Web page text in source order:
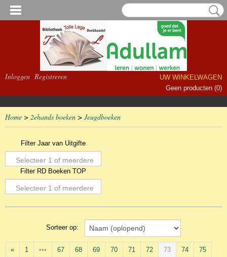
Inloggen Registreren
UW WINKELWAGEN
Geen producten (0)
Home > 2ehands boeken > Jeugdboeken
Filter Jaar van Uitgifte
Selecteer 1 of meerdere
opties
Filter RD Boeken TOP
Selecteer 1 of meerdere
Sorteer op:
« 1 ••• 67 68 69 70 71 72 73 74 75